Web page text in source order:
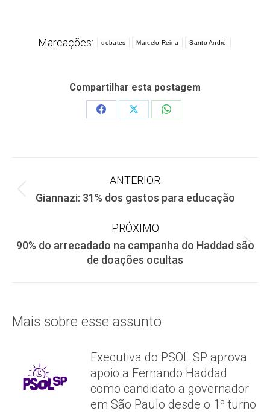
Marcações: debates Marcelo Reina Santo André
Compartilhar esta postagem
Share
Share
Share
Navegação
de
post:
ANTERIOR
Post
Giannazi: 31% dos gastos para educação
PRÓXIMO
Próximo
post:
90% do arrecadado na campanha do Haddad são
de doações ocultas
Mais sobre esse assunto
Executiva do PSOL SP aprova
apoio a Fernando Haddad
como candidato a governador
em São Paulo desde o 1º turno